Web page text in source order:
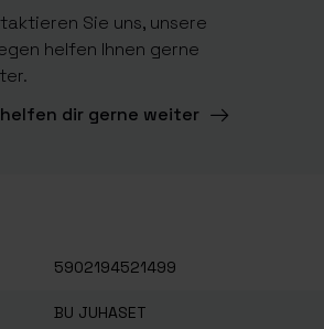
Sie uns, unsere
helfen Ihnen gerne
dir gerne weiter
5902194521499
BU JUHASET